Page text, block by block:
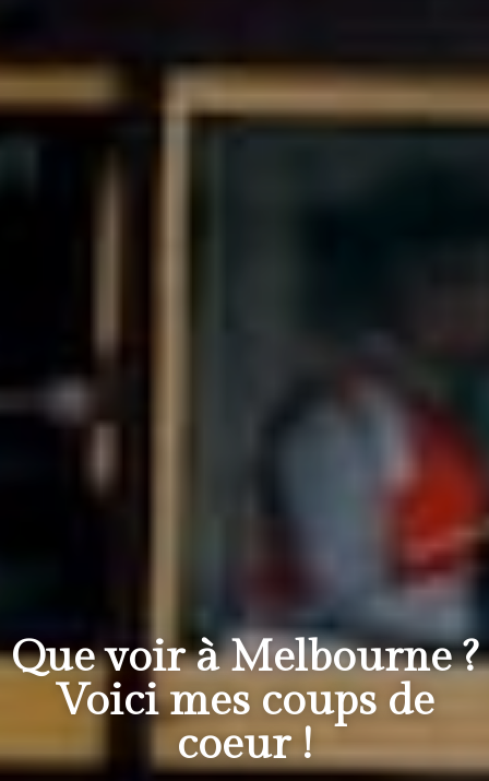
Que voir à Melbourne ?
Voici mes coups de
coeur !